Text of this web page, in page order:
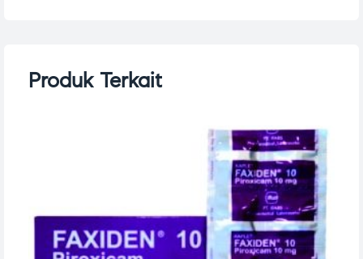
Produk Terkait